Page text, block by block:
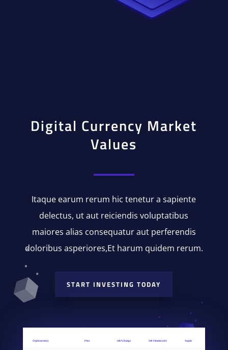
Digital Currency Market
Values
Itaque earum rerum hic tenetur a sapiente
delectus, ut aut reiciendis voluptatibus
maiores alias consequatur aut perferendis
doloribus asperiores,Et harum quidem rerum.
START INVESTING TODAY